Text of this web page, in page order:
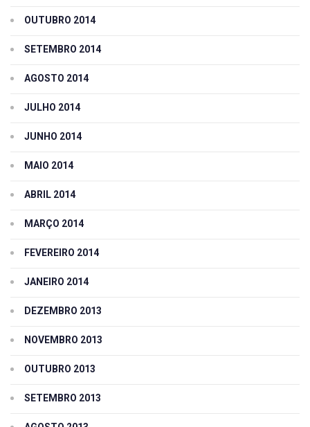
OUTUBRO 2014
SETEMBRO 2014
AGOSTO 2014
JULHO 2014
JUNHO 2014
MAIO 2014
ABRIL 2014
MARÇO 2014
FEVEREIRO 2014
JANEIRO 2014
DEZEMBRO 2013
NOVEMBRO 2013
OUTUBRO 2013
SETEMBRO 2013